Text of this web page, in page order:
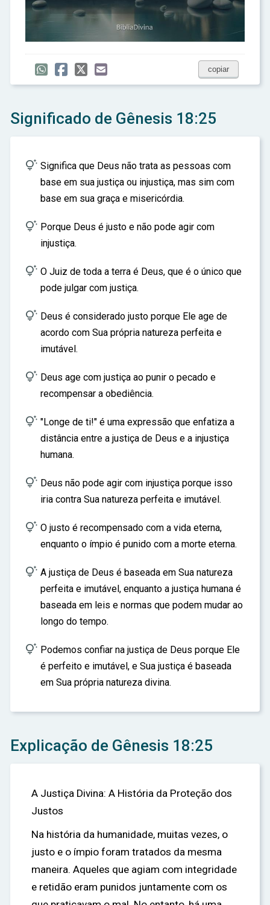
copiar
Significado de Gênesis 18:25
 Significa que Deus não trata as pessoas com
base em sua justiça ou injustiça, mas sim com
base em sua graça e misericórdia.
 Porque Deus é justo e não pode agir com
injustiça.
 O Juiz de toda a terra é Deus, que é o único que
pode julgar com justiça.
 Deus é considerado justo porque Ele age de
acordo com Sua própria natureza perfeita e
imutável.
 Deus age com justiça ao punir o pecado e
recompensar a obediência.
 "Longe de ti!" é uma expressão que enfatiza a
distância entre a justiça de Deus e a injustiça
humana.
 Deus não pode agir com injustiça porque isso
iria contra Sua natureza perfeita e imutável.
 O justo é recompensado com a vida eterna,
enquanto o ímpio é punido com a morte eterna.
 A justiça de Deus é baseada em Sua natureza
perfeita e imutável, enquanto a justiça humana é
baseada em leis e normas que podem mudar ao
longo do tempo.
 Podemos confiar na justiça de Deus porque Ele
é perfeito e imutável, e Sua justiça é baseada
em Sua própria natureza divina.
Explicação de Gênesis 18:25
A Justiça Divina: A História da Proteção dos
Justos
Na história da humanidade, muitas vezes, o
justo e o ímpio foram tratados da mesma
maneira. Aqueles que agiam com integridade
e retidão eram punidos juntamente com os